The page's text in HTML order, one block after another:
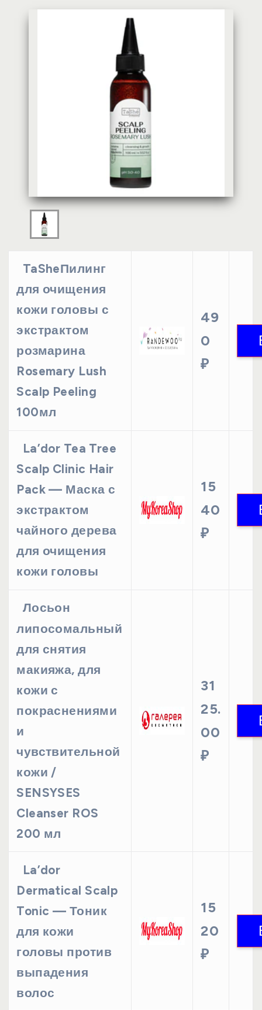
TaSheПилинг
для очищения
кожи головы с
экстрактом
розмарина
Rosemary Lush
Scalp Peeling
100мл
49
0
₽
La’dor Tea Tree
Scalp Clinic Hair
Pack — Маска с
экстрактом
чайного дерева
для очищения
кожи головы
15
40
₽
Лосьон
липосомальный
для снятия
макияжа, для
кожи с
покраснениями
и
чувствительной
кожи /
SENSYSES
Cleanser ROS
200 мл
31
25.
00
₽
La’dor
Dermatical Scalp
Tonic — Тоник
для кожи
головы против
выпадения
волос
15
20
₽